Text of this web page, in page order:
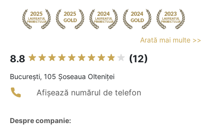
Arată mai multe >>
8.8 (12)
Bucureşti, 105 Șoseaua Olteniței
Afișează numărul de telefon
Despre companie: